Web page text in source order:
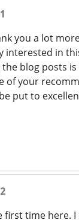
you a lot
interested in
blog posts
of your
put to
time here.